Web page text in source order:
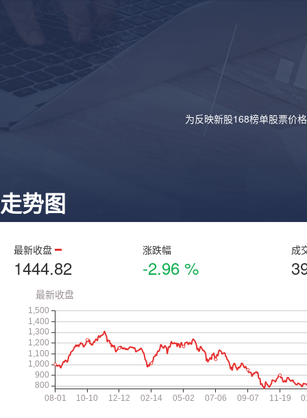
为反映新股168榜单股票价
走势图
最新收盘
1444.82
涨跌幅
-2.96 %
成